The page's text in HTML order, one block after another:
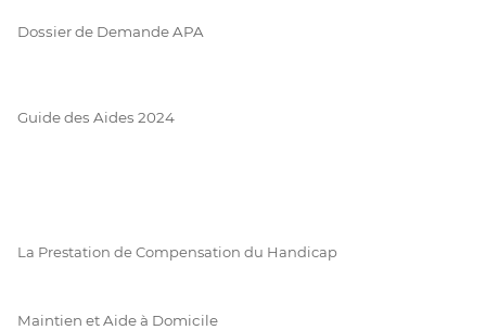
Dossier de Demande APA
Guide des Aides 2024
La Prestation de Compensation du Handicap
Maintien et Aide à Domicile